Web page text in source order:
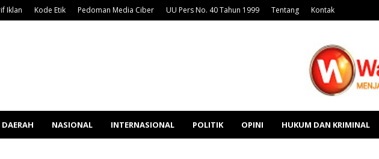
Iklan Kode Etik Pedoman Media Ciber UU Pers No. 40 Tahun 1999 Tentang Kontak
DAERAH NASIONAL INTERNASIONAL POLITIK OPINI HUKUM DAN KRIMINAL